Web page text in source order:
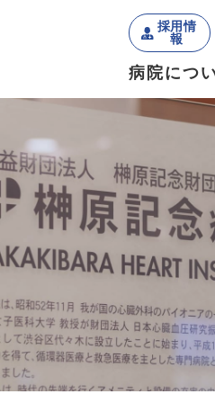
採用情
報
病院につ